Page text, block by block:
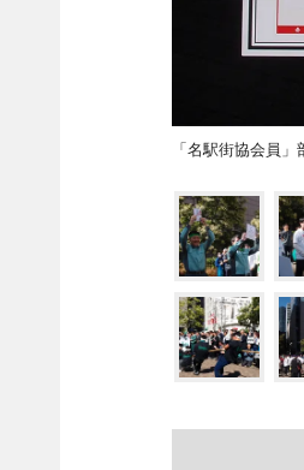
「名駅街協会員